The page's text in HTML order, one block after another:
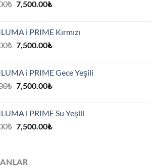
₺ Orijinal
7,500.00₺Şu
7,500.00₺.
i PRIME Kırmızı
₺ Orijinal
7,500.00₺Şu
7,500.00₺.
i PRIME Gece Yeşili
₺ Orijinal
7,500.00₺Şu
7,500.00₺.
i PRIME Su Yeşili
₺ Orijinal
7,500.00₺Şu